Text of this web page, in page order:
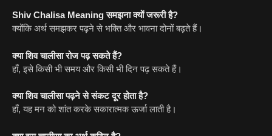
Shiv Chalisa Meaning समझना क्यों जरूरी है?
क्योंकि अर्थ समझकर पढ़ने से भक्ति और भावना दोनों बढ़ते हैं।
क्या शिव चालीसा रोज पढ़ सकते हैं?
हाँ, इसे किसी भी समय और किसी भी दिन पढ़ सकते हैं।
क्या शिव चालीसा पढ़ने से संकट दूर होता है?
हाँ, यह मन को शांत करके सकारात्मक ऊर्जा लाती है।